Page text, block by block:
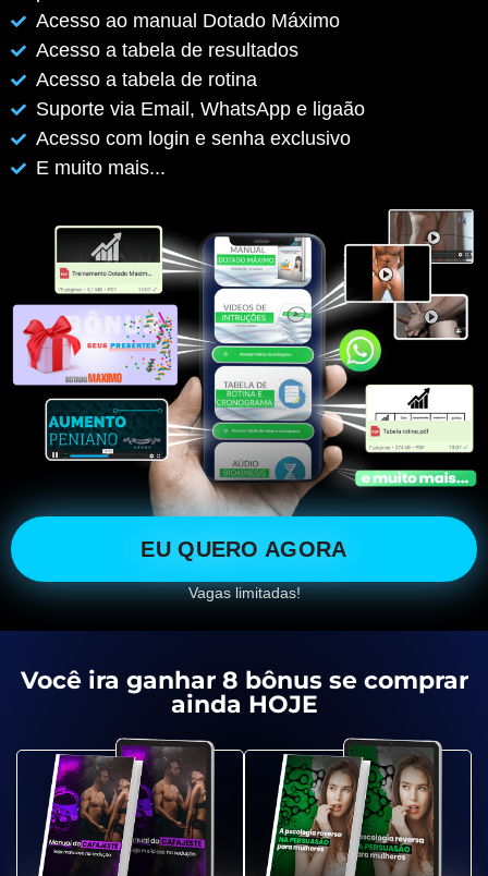
Acesso ao manual Dotado Máximo
Acesso a tabela de resultados
Acesso a tabela de rotina
Suporte via Email, WhatsApp e ligaão
Acesso com login e senha exclusivo
E muito mais...
EU QUERO AGORA
Vagas limitadas!
Você ira ganhar 8 bônus se comprar
ainda HOJE